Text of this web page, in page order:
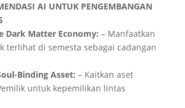
AI UNTUK PENGEMBANGAN
Dark Matter Economy: – Manfaatkan
terlihat di semesta sebagai cadangan
Binding Asset: – Kaitkan aset
untuk kepemilikan lintas